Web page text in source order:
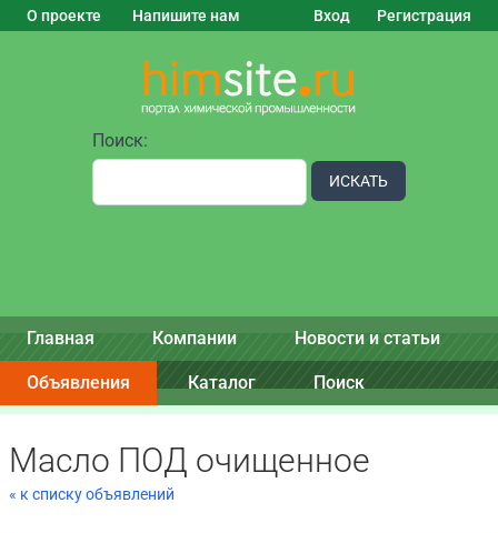
О проекте Напишите нам Вход Регистрация
Поиск:
ИСКАТЬ
Главная Компании Новости и статьи
Объявления Каталог Поиск
Масло ПОД очищенное
« к списку объявлений